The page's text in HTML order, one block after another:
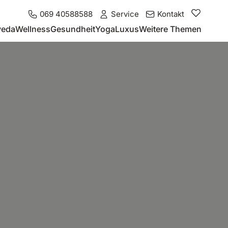
069 40588588 Service Kontakt
WellnessGesundheitYogaLuxusWeitere Themen